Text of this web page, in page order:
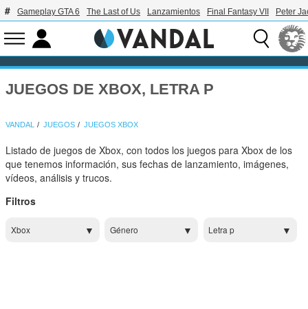
Gameplay GTA 6 The Last of Us Lanzamientos Final Fantasy VII Peter
JUEGOS DE XBOX, LETRA P
VANDAL JUEGOS JUEGOS XBOX
Listado de juegos de Xbox, con todos los juegos para Xbox de los
que tenemos información, sus fechas de lanzamiento, imágenes,
vídeos, análisis y trucos.
Filtros
Xbox Género Letra p